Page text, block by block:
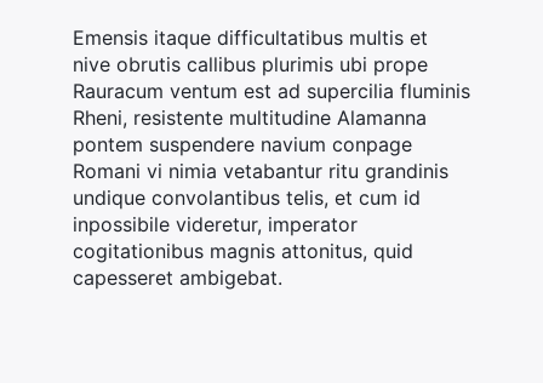
Emensis itaque difficultatibus multis et
nive obrutis callibus plurimis ubi prope
Rauracum ventum est ad supercilia fluminis
Rheni, resistente multitudine Alamanna
pontem suspendere navium conpage
Romani vi nimia vetabantur ritu grandinis
undique convolantibus telis, et cum id
inpossibile videretur, imperator
cogitationibus magnis attonitus, quid
capesseret ambigebat.